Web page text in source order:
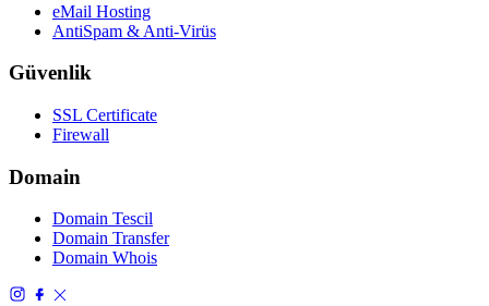
eMail Hosting
AntiSpam & Anti-Virüs
Güvenlik
SSL Certificate
Firewall
Domain
Domain Tescil
Domain Transfer
Domain Whois